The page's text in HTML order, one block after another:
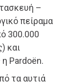
–
πείραμα
300.000
και
Pardoën.
τα αυτιά